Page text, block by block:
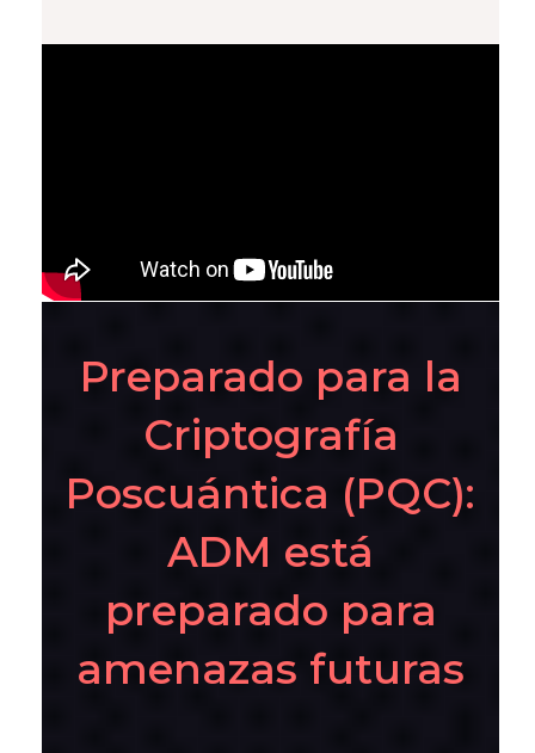
Preparado para la
Criptografía
Poscuántica (PQC):
ADM está
preparado para
amenazas futuras